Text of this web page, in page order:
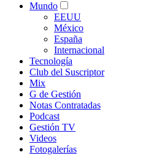
Mundo
EEUU
México
España
Internacional
Tecnología
Club del Suscriptor
Mix
G de Gestión
Notas Contratadas
Podcast
Gestión TV
Videos
Fotogalerías